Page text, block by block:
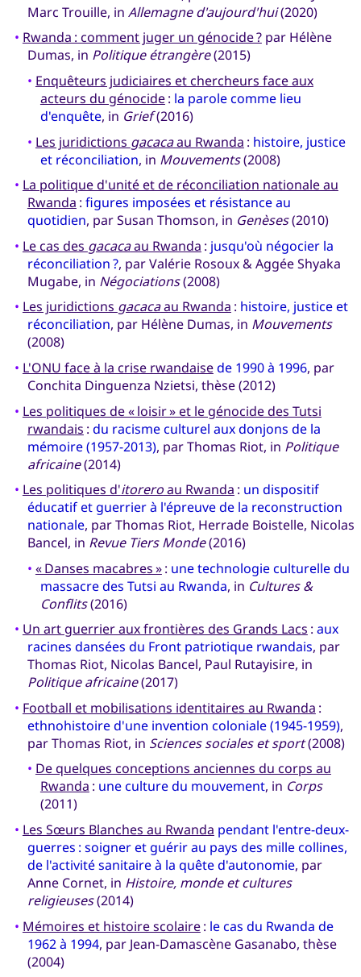
Marc Trouille, in Allemagne d'aujourd'hui(2020)
• Rwanda : comment juger un génocide ?par Hélène
Dumas, in Politique étrangère(2015)
• Enquêteurs judiciaires et chercheurs face aux
acteurs du génocide: la parole comme lieu
d'enquête, in Grief(2016)
• Les juridictions gacacaau Rwanda : histoire, justice
et réconciliation, in Mouvements(2008)
• La politique d'unité et de réconciliation nationale au
Rwanda : figures imposées et résistance au
quotidien, par Susan Thomson, in Genèses(2010)
• Le cas des gacacaau Rwanda : jusqu'où négocier la
réconciliation ?, par Valérie Rosoux & Aggée Shyaka
Mugabe, in Négociations(2008)
• Les juridictions gacacaau Rwanda : histoire, justice et
réconciliation, par Hélène Dumas, in Mouvements
(2008)
• L'ONU face à la crise rwandaisede 1990 à 1996, par
Conchita Dinguenza Nzietsi, thèse (2012)
• Les politiques de « loisir » et le génocide des Tutsi
rwandais : du racisme culturel aux donjons de la
mémoire (1957-2013), par Thomas Riot, in Politique
africaine(2014)
• Les politiques d'itoreroau Rwanda : un dispositif
éducatif et guerrier à l'épreuve de la reconstruction
nationale, par Thomas Riot, Herrade Boistelle, Nicolas
Bancel, in Revue Tiers Monde(2016)
• « Danses macabres »: une technologie culturelle du
massacre des Tutsi au Rwanda, in Cultures &
Conflits(2016)
• Un art guerrier aux frontières des Grands Lacs : aux
racines dansées du Front patriotique rwandais, par
Thomas Riot, Nicolas Bancel, Paul Rutayisire, in
Politique africaine(2017)
• Football et mobilisations identitaires au Rwanda :
ethnohistoire d'une invention coloniale (1945-1959),
par Thomas Riot, in Sciences sociales et sport(2008)
• De quelques conceptions anciennes du corps au
Rwanda : une culture du mouvement, in Corps
(2011)
• Les Sœurs Blanches au Rwanda pendant l'entre-deux-
guerres : soigner et guérir au pays des mille collines,
de l'activité sanitaire à la quête d'autonomie, par
Anne Cornet, in Histoire, monde et cultures
religieuses(2014)
• Mémoires et histoire scolaire: le cas du Rwanda de
1962 à 1994, par Jean-Damascène Gasanabo, thèse
(2004)